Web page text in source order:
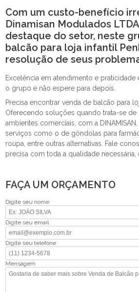
Com um custo-benefício
Dinamisan Modulados
destaque do setor, neste
balcão para loja infantil
resolução de seus
Excelência em atendimento e
o grupo e não espere para depois.
Precisa encontrar venda de balcão para
Oferecendo soluções quando trata-se de
ambientes comerciais, com a
serviços como o de gôndolas para
roupa, entre outras alternativas. Fale
precisa com toda a qualidade necessária,
FAÇA UM ORÇAMENTO
Digite seu nome
Digite seu email
Digite seu telefone
Mensagem